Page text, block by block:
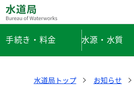
手続き・料金 水源・水質
水道局トップ お知らせ